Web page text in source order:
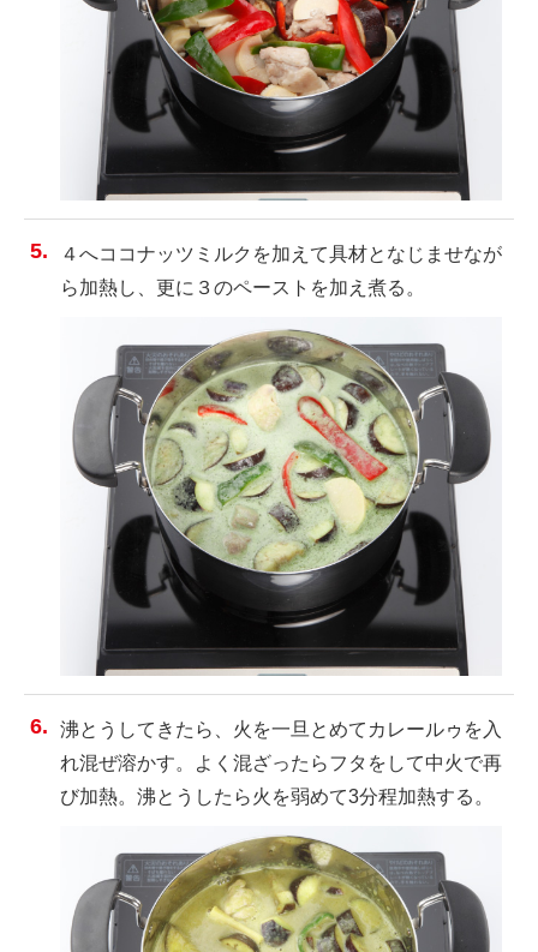
４へココナッツミルクを加えて具材となじませなが
ら加熱し、更に３のペーストを加え煮る。
沸とうしてきたら、火を一旦とめてカレールゥを入
れ混ぜ溶かす。よく混ざったらフタをして中火で再
び加熱。沸とうしたら火を弱めて3分程加熱する。